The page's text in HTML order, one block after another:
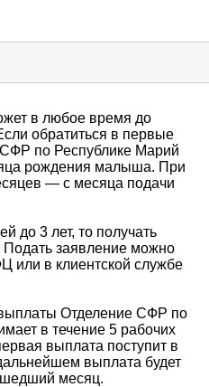
в любое время до
обратиться в первые
по Республике Марий
рождения малыша. При
— с месяца подачи
до 3 лет, то получать
заявление можно
или в клиентской службе
Отделение СФР по
в течение 5 рабочих
выплата поступит в
выплата будет
месяц.